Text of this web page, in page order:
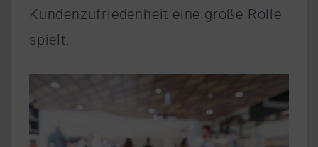
Kundenzufriedenheit eine große Rolle
spielt.